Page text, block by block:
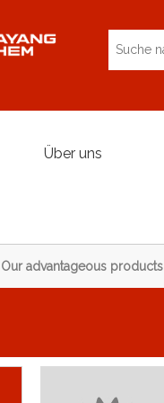
Über uns
Our advantageous products